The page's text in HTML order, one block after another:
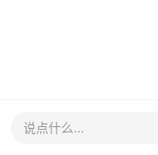
说点什么...